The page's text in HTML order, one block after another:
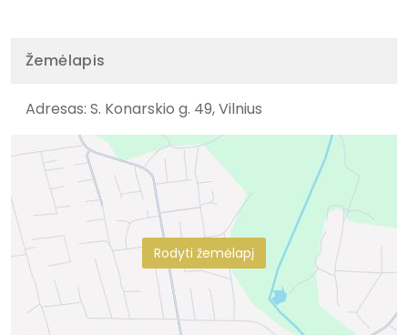
Žemėlapis
Adresas: S. Konarskio g. 49, Vilnius
Rodyti žemėlapį